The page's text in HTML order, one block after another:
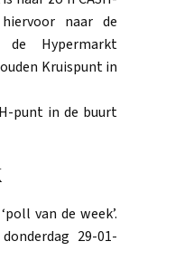
naar de
de Hypermarkt
Kruispunt in
punt in de buurt
van de week’.
29-01-